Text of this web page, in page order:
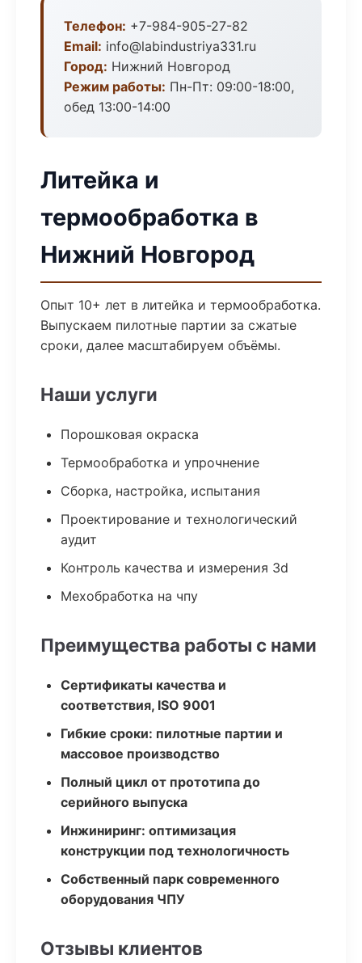
Телефон: +7-984-905-27-82
Email: info@labindustriya331.ru
Город: Нижний Новгород
Режим работы: Пн-Пт: 09:00-18:00,
обед 13:00-14:00
Литейка и
термообработка в
Нижний Новгород
Опыт 10+ лет в литейка и термообработка.
Выпускаем пилотные партии за сжатые
сроки, далее масштабируем объёмы.
Наши услуги
Порошковая окраска
Термообработка и упрочнение
Сборка, настройка, испытания
Проектирование и технологический
аудит
Контроль качества и измерения 3d
Мехобработка на чпу
Преимущества работы с нами
Сертификаты качества и
соответствия, ISO 9001
Гибкие сроки: пилотные партии и
массовое производство
Полный цикл от прототипа до
серийного выпуска
Инжиниринг: оптимизация
конструкции под технологичность
Собственный парк современного
оборудования ЧПУ
Отзывы клиентов